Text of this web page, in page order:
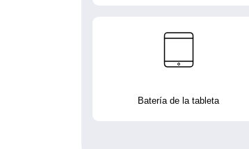
Batería de la tableta